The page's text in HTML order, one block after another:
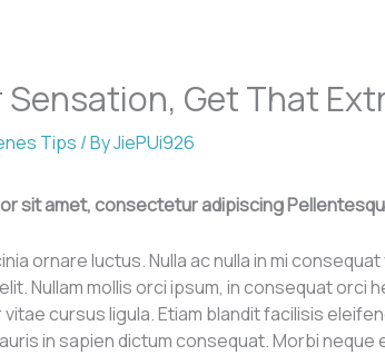
Sensation, Get That
Tips / ByJiePUi926
sit amet, consectetur adipiscing
ornare luctus. Nulla ac nulla in mi
Nullam mollis orci ipsum, in consequat
cursus ligula. Etiam blandit facilisis
in sapien dictum consequat. Morbi